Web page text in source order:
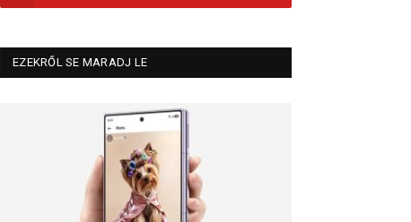
EZEKRŐL SE MARADJ LE